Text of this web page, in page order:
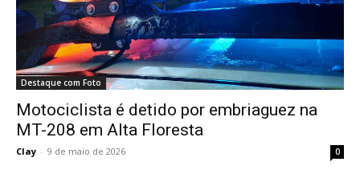
Destaque com Foto
Motociclista é detido por embriaguez na
MT-208 em Alta Floresta
Clay - 9 de maio de 2026 0